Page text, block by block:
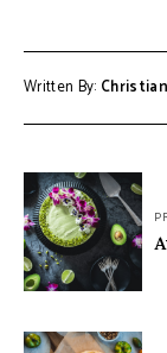
Written By: Christian